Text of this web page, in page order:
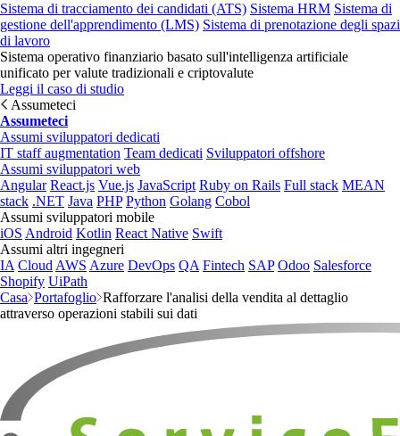
Sistema di tracciamento dei candidati (ATS) Sistema HRM Sistema di
gestione dell'apprendimento (LMS) Sistema di prenotazione degli spazi
di lavoro
Sistema operativo finanziario basato sull'intelligenza artificiale
unificato per valute tradizionali e criptovalute
Leggi il caso di studio
Assumeteci
Assumeteci
Assumi sviluppatori dedicati
IT staff augmentation Team dedicati Sviluppatori offshore
Assumi sviluppatori web
Angular React.js Vue.js JavaScript Ruby on Rails Full stack MEAN
stack .NET Java PHP Python Golang Cobol
Assumi sviluppatori mobile
iOS Android Kotlin React Native Swift
Assumi altri ingegneri
IA Cloud AWS Azure DevOps QA Fintech SAP Odoo Salesforce
Shopify UiPath
Casa Portafoglio Rafforzare l'analisi della vendita al dettaglio
attraverso operazioni stabili sui dati